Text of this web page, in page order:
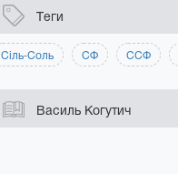
Теги
Сіль-Соль СФ ССФ
Василь Когутич